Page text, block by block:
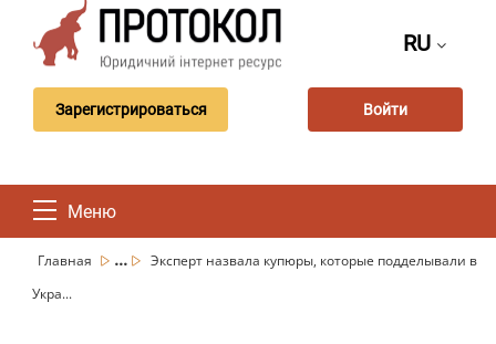
RU
Зарегистрироваться Войти
Меню
Главная ...
Эксперт назвала купюры, которые подделывали в
Укра...